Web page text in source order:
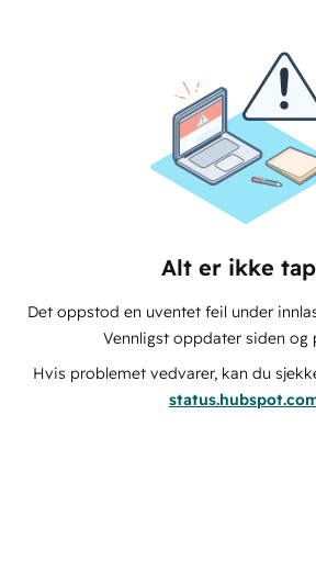
Alt er ikke
Det oppstod en uventet feil under
Vennligst oppdater siden og
Hvis problemet vedvarer, kan du